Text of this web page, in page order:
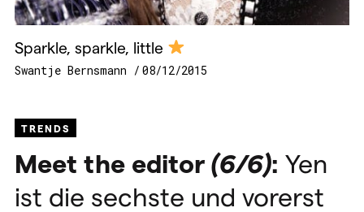
Sparkle, sparkle, little
Swantje Bernsmann 08/12/2015
TRENDS
Meet the editor (6/6): Yen
ist die sechste und vorerst